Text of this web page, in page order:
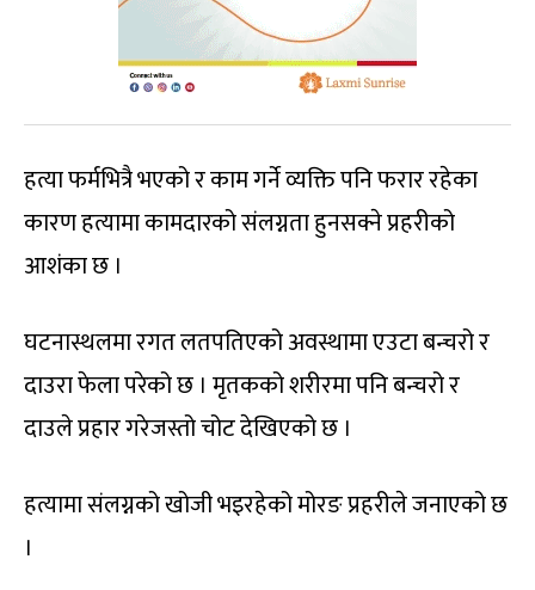
हत्या फर्मभित्रै भएको र काम गर्ने व्यक्ति पनि फरार रहेका
कारण हत्यामा कामदारको संलग्नता हुनसक्ने प्रहरीको
आशंका छ ।
घटनास्थलमा रगत लतपतिएको अवस्थामा एउटा बन्चरो र
दाउरा फेला परेको छ । मृतकको शरीरमा पनि बन्चरो र
दाउले प्रहार गरेजस्तो चोट देखिएको छ ।
हत्यामा संलग्नको खोजी भइरहेको मोरङ प्रहरीले जनाएको छ
।